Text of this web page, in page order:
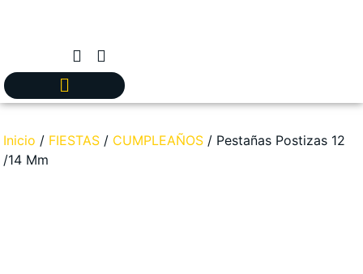
Inicio / FIESTAS / CUMPLEAÑOS / Pestañas Postizas 12
/14 Mm